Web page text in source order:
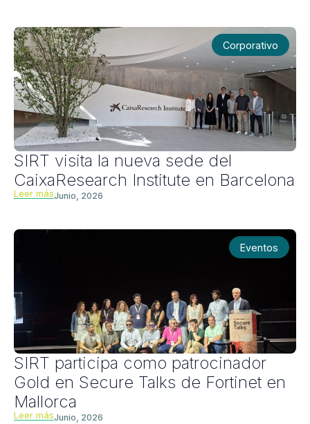
Corporativo
SIRT visita la nueva sede del
CaixaResearch Institute en Barcelona
Leer másJunio, 2026
Eventos
SIRT participa como patrocinador
Gold en Secure Talks de Fortinet en
Mallorca
Leer másJunio, 2026